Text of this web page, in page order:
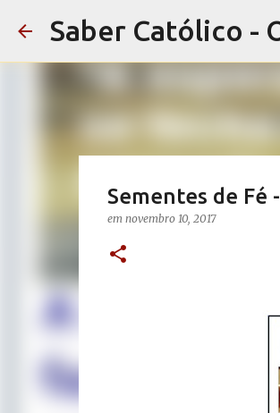
Saber Católico -
Sementes de Fé
em novembro 10, 2017